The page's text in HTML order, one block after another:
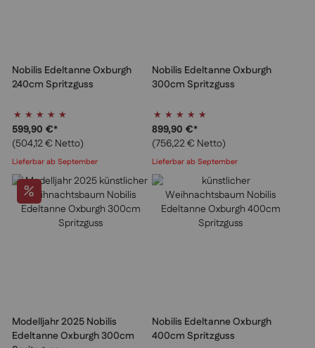
Nobilis Edeltanne Oxburgh
240cm Spritzguss
Bewertung:
100%
599,90 €*
(504,12 € Netto)
Lieferbar ab September
Nobilis Edeltanne Oxburgh
300cm Spritzguss
Bewertung:
100%
899,90 €*
(756,22 € Netto)
Lieferbar ab September
Modelljahr 2025 Nobilis
Edeltanne Oxburgh 300cm
Nobilis Edeltanne Oxburgh
400cm Spritzguss